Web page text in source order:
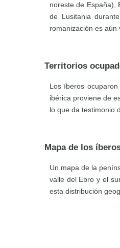
noreste de España),
de Lusitania
romanización es
Territorios
Los íberos
ibérica proviene de
lo que da testimonio
Mapa de los
Un mapa de la
valle del Ebro y el
esta distribución